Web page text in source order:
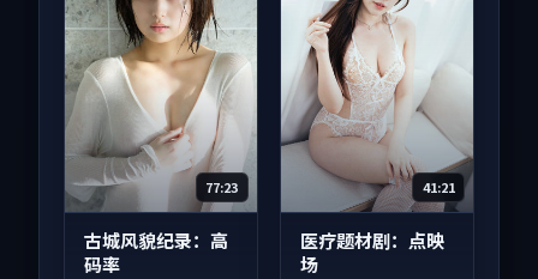
77:23
古城风貌纪录：高
码率
41:21
医疗题材剧：点映
场